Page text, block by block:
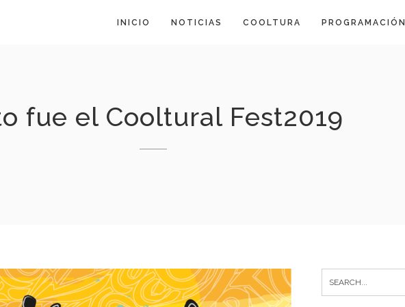
INICIO NOTICIAS COOLTURA PROGRAMACIÓN
fue el Cooltural Fest2019
for: